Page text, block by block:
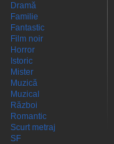
Dramă
Familie
Fantastic
Film noir
Horror
Istoric
Mister
Muzică
Muzical
Război
Romantic
Scurt metraj
SF